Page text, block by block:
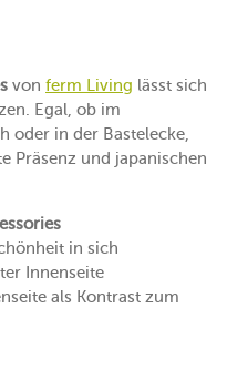
von ferm Living lässt sich
Egal, ob im
oder in der Bastelecke,
Präsenz und japanischen
in sich
Innenseite
als Kontrast zum